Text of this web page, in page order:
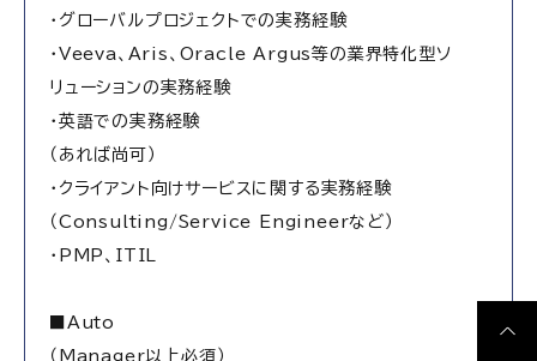
・グローバルプロジェクトでの実務経験
・Veeva、Aris、Oracle Argus等の業界特化型ソ
リューションの実務経験
・英語での実務経験
（あれば尚可）
・クライアント向けサービスに関する実務経験
（Consulting/Service Engineerなど）
・PMP、ITIL
■Auto
（Manager以上必須）